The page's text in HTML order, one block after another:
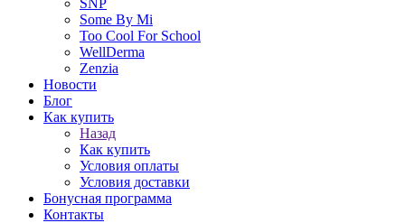
SNP
Some By Mi
Too Cool For School
WellDerma
Zenzia
Новости
Блог
Как купить
Назад
Как купить
Условия оплаты
Условия доставки
Бонусная программа
Контакты